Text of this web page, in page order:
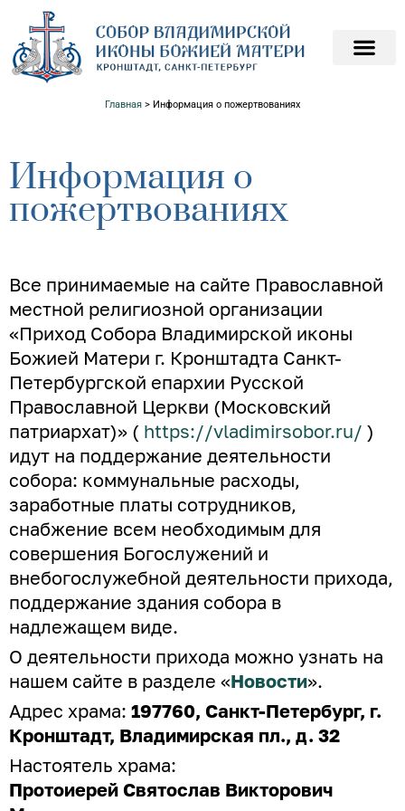
Главная > Информация о пожертвованиях
Информация о
пожертвованиях
Все принимаемые на сайте Православной
местной религиозной организации
«Приход Собора Владимирской иконы
Божией Матери г. Кронштадта Санкт-
Петербургской епархии Русской
Православной Церкви (Московский
патриархат)» ( https://vladimirsobor.ru/ )
идут на поддержание деятельности
собора: коммунальные расходы,
заработные платы сотрудников,
снабжение всем необходимым для
совершения Богослужений и
внебогослужебной деятельности прихода,
поддержание здания собора в
надлежащем виде.
О деятельности прихода можно узнать на
нашем сайте в разделе «Новости».
Адрес храма: 197760, Санкт-Петербург, г.
Кронштадт, Владимирская пл., д. 32
Настоятель храма:
Протоиерей Святослав Викторович